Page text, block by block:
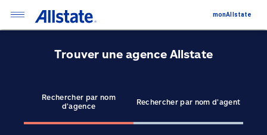
monAllstate
Trouver une agence Allstate
Rechercher par nom
d’agence
Rechercher par nom d’agent